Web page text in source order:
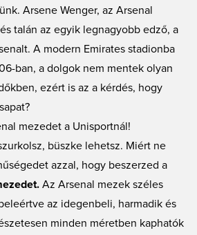
Arsene Wenger, az Arsenal
talán az egyik legnagyobb edző, a
A modern Emirates stadionba
ban, a dolgok nem mentek olyan
ezért is az a kérdés, hogy
mezedet a Unisportnál!
büszke lehetsz. Miért ne
azzal, hogy beszerzed a
Az Arsenal mezek széles
az idegenbeli, harmadik és
minden méretben kaphatók